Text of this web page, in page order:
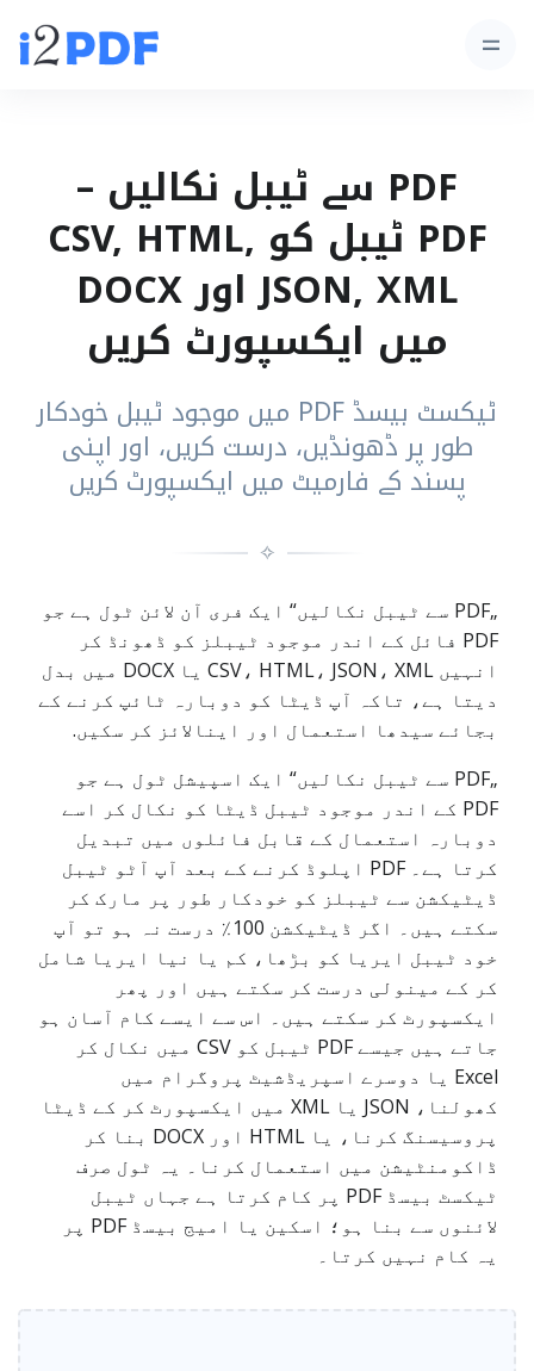
PDF سے ٹیبل نکالیں –
PDF ٹیبل کو CSV, HTML,
JSON, XML اور DOCX
میں ایکسپورٹ کریں
ٹیکسٹ بیسڈ PDF میں موجود ٹیبل خودکار
طور پر ڈھونڈیں، درست کریں، اور اپنی
پسند کے فارمیٹ میں ایکسپورٹ کریں
✧
„PDF سے ٹیبل نکالیں“ ایک فری آن لائن ٹول ہے جو
PDF فائل کے اندر موجود ٹیبلز کو ڈھونڈ کر
انہیں CSV، HTML، JSON، XML یا DOCX میں بدل
دیتا ہے، تاکہ آپ ڈیٹا کو دوبارہ ٹائپ کرنے کے
بجائے سیدھا استعمال اور اینالائز کر سکیں.
„PDF سے ٹیبل نکالیں“ ایک اسپیشل ٹول ہے جو
PDF کے اندر موجود ٹیبل ڈیٹا کو نکال کر اسے
دوبارہ استعمال کے قابل فائلوں میں تبدیل
کرتا ہے۔ PDF اپلوڈ کرنے کے بعد آپ آٹو ٹیبل
ڈیٹیکشن سے ٹیبلز کو خودکار طور پر مارک کر
سکتے ہیں۔ اگر ڈیٹیکشن 100٪ درست نہ ہو تو آپ
خود ٹیبل ایریا کو بڑھا، کم یا نیا ایریا شامل
کر کے مینولی درست کر سکتے ہیں اور پھر
ایکسپورٹ کر سکتے ہیں۔ اس سے ایسے کام آسان ہو
جاتے ہیں جیسے PDF ٹیبل کو CSV میں نکال کر
Excel یا دوسرے اسپریڈشیٹ پروگرام میں
کھولنا، JSON یا XML میں ایکسپورٹ کر کے ڈیٹا
پروسیسنگ کرنا، یا HTML اور DOCX بنا کر
ڈاکومنٹیشن میں استعمال کرنا۔ یہ ٹول صرف
ٹیکسٹ بیسڈ PDF پر کام کرتا ہے جہاں ٹیبل
لائنوں سے بنا ہو؛ اسکین یا امیج بیسڈ PDF پر
یہ کام نہیں کرتا۔